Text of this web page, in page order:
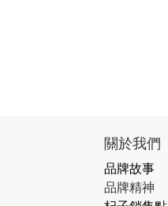
關於我們
品牌故事
品牌精神